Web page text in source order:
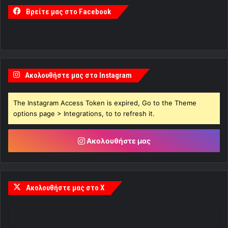
Βρείτε μας στο Facebook
Ακολουθήστε μας στο Instagram
The Instagram Access Token is expired, Go to the Theme
options page > Integrations, to to refresh it.
Ακολουθήστε μας
Ακολουθήστε μας στο X